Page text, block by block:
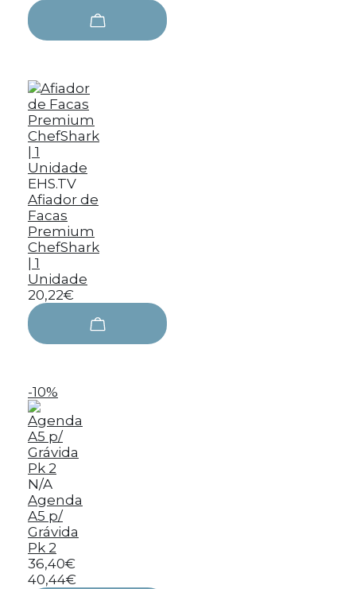
EHS.TV
Afiador de
Facas
Premium
ChefShark
| 1
Unidade
20,22€
-10%
N/A
Agenda
A5 p/
Grávida
Pk 2
36,40€
40,44€